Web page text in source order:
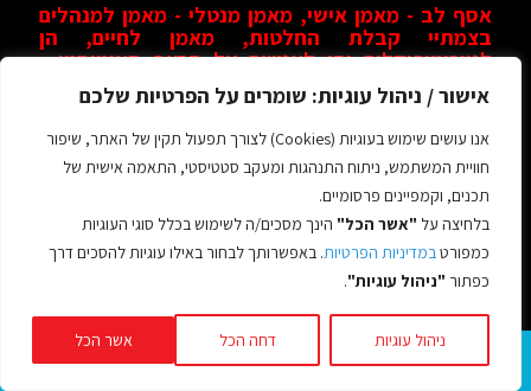
אישור / ניהול עוגיות: שומרים על הפרטיות שלכם
אנו עושים שימוש בעוגיות (Cookies) לצורך תפעול תקין של האתר, שיפור
חוויית המשתמש, ניתוח התנהגות ומעקב סטטיסטי, התאמה אישית של
תכנים, וקמפיינים פרסומיים.
בלחיצה על "אשר הכל" הינך מסכים/ה לשימוש בכלל סוגי העוגיות
כמפורטבמדיניות הפרטיות. באפשרותך לבחור באילו עוגיות להסכים דרך
כפתור "ניהול עוגיות".
ניהול עוגיות דחה הכל אשר הכל
אסף לב - מאמן אישי, מאמן מנטלי - מאמן למנהלים
בצמתיי קבלת החלטות, מאמן לחיים, הן
לנוירוטיפיקלים והן לאנשים על הרצף האוטיסטי -
"הספקטרום האוטיסטי" (בעבר קראו לזה "אספרגר") עימם
הוא בונה קשר ארוך טווח המבוסס על נאמנות – חברות,
לויאליות, התמדה, כנות, שמחה וכמובן – כיף! אחד מכלי
העבודה המרכזי של אסף הוא ספורט – תנועה ועשייה:
Doingהן בהיבט של "כישורי חיים" והן בהיבט של השתלבות
בסביבה והסתגלות אל מול התנאים הדינמיים שבה!
אסף מאמן אתקבוצת הריצה בכפר סבא "רצים עם
אסף"
אותה הקים לפני כ20 שנה וזו מקיימת כ 3 אימונים
בשבוע בשעות הבוקר המוקדמות. אלו הרוצים ללכת ולחזק -
סדנת התפתחות אישיות בים: "על קו המים" - שלווה,
הפגת מתחים, חיזוק ודיוק בטחון עצמי במקביל
לקבלת החלטות מיטבית - אישית, עסקית ורגשית.